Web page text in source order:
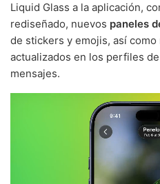
Liquid Glass a la aplicación,
rediseñado, nuevos paneles
de stickers y emojis, así como
actualizados en los perfiles
mensajes.